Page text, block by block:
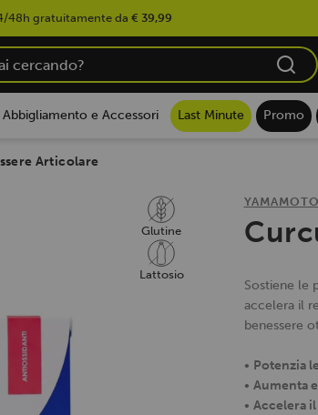
48h gratuitamente da€ 39,99
Abbigliamento e Accessori Last Minute Promo
Articolare
Glutine
Lattosio
Sostiene le
accelera il
benessere
• Potenzia
• Aumenta
• Accelera